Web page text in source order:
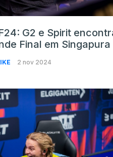
G2 e Spirit
Final em Singapura
2 nov 2024